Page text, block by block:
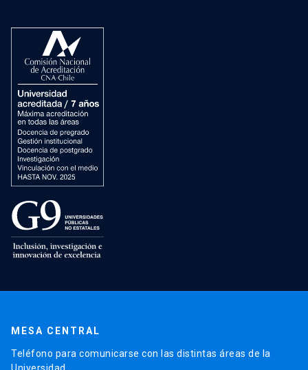
MESA CENTRAL
Teléfono para comunicarse con las distintas áreas de la